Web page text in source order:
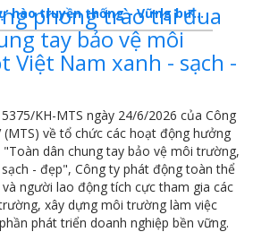
MTS 65 năm: Tự hào truyền thống - Vững bước Tương lai
hoạt động SXKD năm 2023
năm 2023
nổi bật năm 2022
news
phong trào thi đua
tay bảo vệ môi
Nam xanh - sạch -
KH-MTS ngày 24/6/2026 của Công
(MTS) về tổ chức các hoạt động hưởng
dân chung tay bảo vệ môi trường,
- đẹp", Công ty phát động toàn thể
người lao động tích cực tham gia các
xây dựng môi trường làm việc
phát triển doanh nghiệp bền vững.